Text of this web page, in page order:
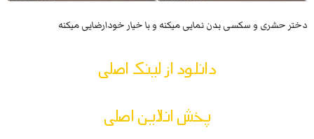
دختر حشری و سکسی بدن نمایی میکنه و با خیار خودارضایی میکنه
دانلود از لینک اصلی
پخش انلاین اصلی